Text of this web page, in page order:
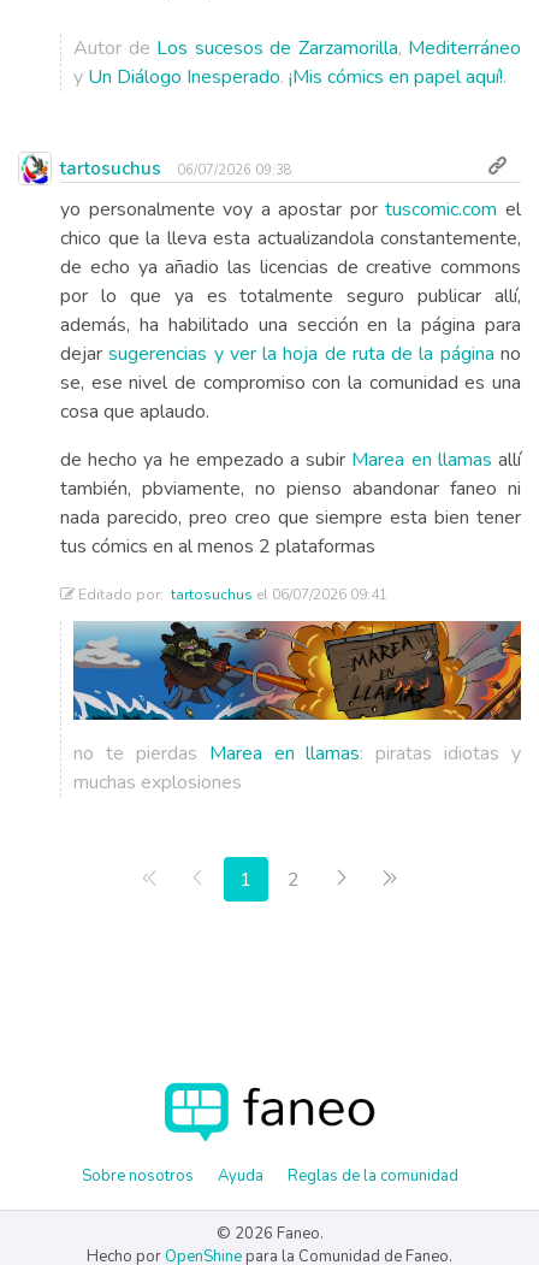
Autor de Los sucesos de Zarzamorilla, Mediterráneo
y Un Diálogo Inesperado. ¡Mis cómics en papel aquí!.
tartosuchus 06/07/2026 09:38
yo personalmente voy a apostar portuscomic.com el
chico que la lleva esta actualizandola constantemente,
de echo ya añadio las licencias de creative commons
por lo que ya es totalmente seguro publicar allí,
además, ha habilitado una sección en la página para
dejarsugerencias y ver la hoja de ruta de la página no
se, ese nivel de compromiso con la comunidad es una
cosa que aplaudo.
de hecho ya he empezado a subir Marea en llamas allí
también, pbviamente, no pienso abandonar faneo ni
nada parecido, preo creo que siempre esta bien tener
tus cómics en al menos 2 plataformas
Editado por: tartosuchus el 06/07/2026 09:41
no te pierdas Marea en llamas: piratas idiotas y
muchas explosiones
Primera página
Anterior
1 2 Siguiente
Sobre nosotros Ayuda Reglas de la comunidad
© 2026 Faneo.
Hecho por OpenShine para la Comunidad de Faneo.